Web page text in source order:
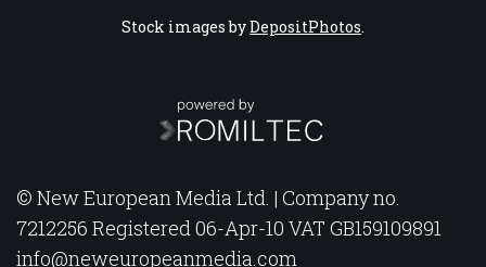
Stock images byDepositPhotos.
© New European Media Ltd. | Company no.
7212256 Registered 06-Apr-10 VAT GB159109891
info@neweuropeanmedia.com